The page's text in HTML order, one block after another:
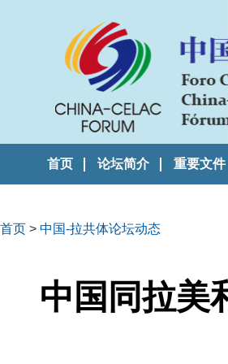
首页 论坛简介 重要文件
首页 > 中国-拉共体论坛动态
中国同拉美